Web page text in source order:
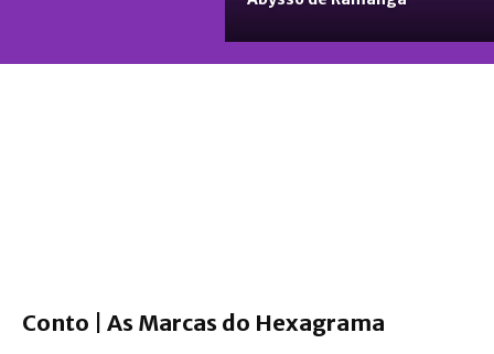
Conto | As Marcas do Hexagrama